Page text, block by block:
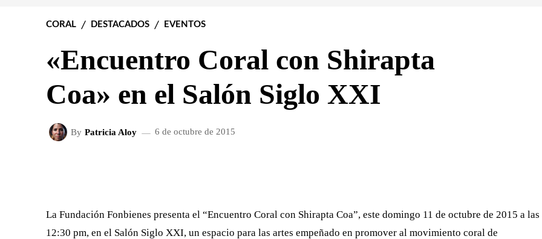
CORAL DESTACADOS EVENTOS
«Encuentro Coral con Shirapta
Coa» en el Salón Siglo XXI
By Patricia Aloy 6 de octubre de 2015
La Fundación Fonbienes presenta el “Encuentro Coral con Shirapta Coa”, este domingo 11 de octubre de 2015 a las
12:30 pm, en el Salón Siglo XXI, un espacio para las artes empeñado en promover al movimiento coral de